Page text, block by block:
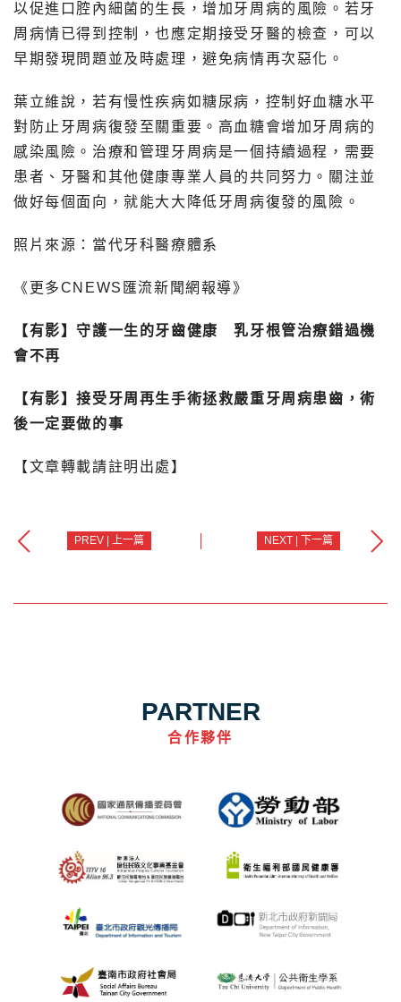
以促進口腔內細菌的生長，增加牙周病的風險。若牙
周病情已得到控制，也應定期接受牙醫的檢查，可以
早期發現問題並及時處理，避免病情再次惡化。
葉立維說，若有慢性疾病如糖尿病，控制好血糖水平
對防止牙周病復發至關重要。高血糖會增加牙周病的
感染風險。治療和管理牙周病是一個持續過程，需要
患者、牙醫和其他健康專業人員的共同努力。關注並
做好每個面向，就能大大降低牙周病復發的風險。
照片來源：當代牙科醫療體系
《更多CNEWS匯流新聞網報導》
【有影】守護一生的牙齒健康 乳牙根管治療錯過機
會不再
【有影】接受牙周再生手術拯救嚴重牙周病患齒，術
後一定要做的事
【文章轉載請註明出處】
PREV | 上一篇 NEXT | 下一篇
PARTNER
合作夥伴